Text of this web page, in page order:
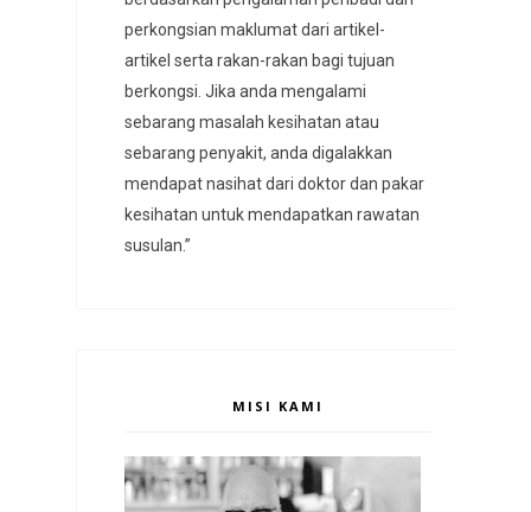
perkongsian maklumat dari artikel-
artikel serta rakan-rakan bagi tujuan
berkongsi. Jika anda mengalami
sebarang masalah kesihatan atau
sebarang penyakit, anda digalakkan
mendapat nasihat dari doktor dan pakar
kesihatan untuk mendapatkan rawatan
susulan.”
MISI KAMI